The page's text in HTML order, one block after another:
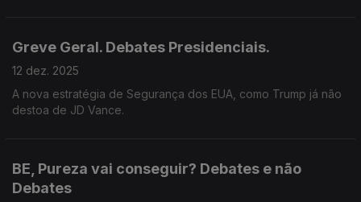
Greve Geral. Debates Presidenciais.
12 dez. 2025
A nova estratégia de Segurança dos EUA, como Trump já não
destoa de JD Vance.
BE, Pureza vai conseguir? Debates e não
Debates